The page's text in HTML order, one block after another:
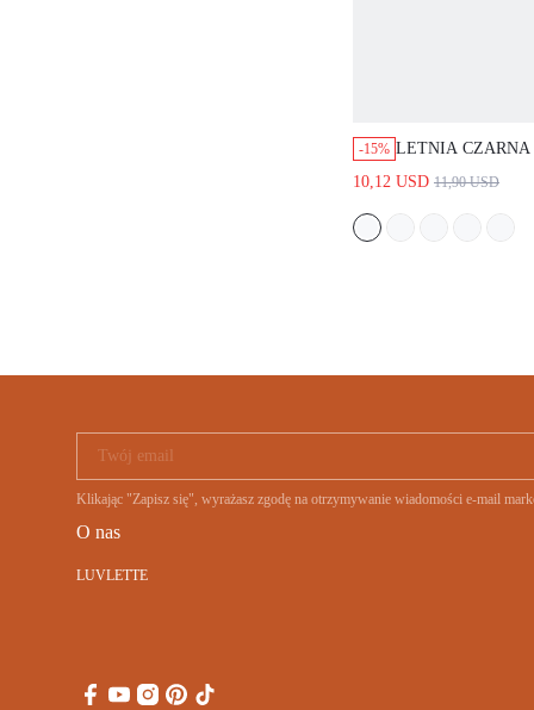
-15% LETNIA CZARNA
NOCNA Z
KORONKOWĄ
CZYSTA
BAWEŁNIANA,
10,12 USD 11,90 USD
Twój email
Klikając "Zapisz się", wyrażasz zgodę na otrzymywanie wiadomości e-mail
O nas
LUVLETTE